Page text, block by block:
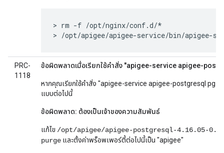
> rm -f /opt/nginx/conf.d/*
> /opt/apigee/apigee-service/bin/apigee-
PRC-
1118
ข้อผิดพลาดเมื่อเรียกใช้คำสั่ง "apigee-service apigee-
หากคุณเรียกใช้คำสั่ง "apigee-service apigee-postgresql pg-
แบบต่อไปนี้
ข้อผิดพลาด: ต้องเป็นเจ้าของความสัมพันธ์
แก้ไข /opt/apigee/apigee-postgresql-4.16.05-
purge และตั้งค่าพร็อพเพอร์ตี้ต่อไปนี้เป็น "apigee"